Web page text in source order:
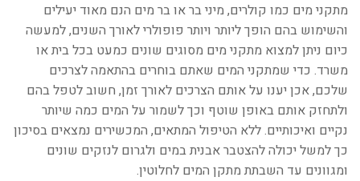
מתקני מים כמו קולרים, מיני בר או בר מים הנם מאוד יעילים
והשימוש בהם הופך ליותר ויותר פופולרי לאורך השנים, למעשה
כיום ניתן למצוא מתקני מים מסוגים שונים כמעט בכל בית או
משרד. כדי שמתקני המים שאתם בוחרים בהתאמה לצרכים
שלכם, אכן יענו על אותם הצרכים לאורך זמן, חשוב לטפל בהם
ולתחזק אותם באופן שוטף וכך לשמור על המים כמה שיותר
נקיים ואיכותיים. ללא הטיפול המתאים, המכשירים נמצאים בסיכון
כך למשל יכולה להצטבר אבנית במים ולגרום לנזקים שונים
ומגוונים עד השבתת מתקן המים לחלוטין.